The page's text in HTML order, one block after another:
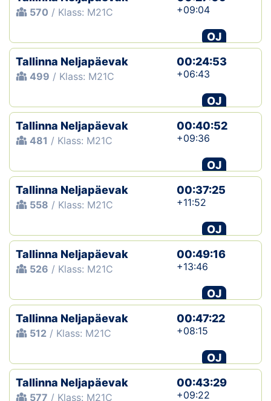
570 / Klass: M21C +09:04
OJ
Tallinna Neljapäevak
499 / Klass: M21C
00:24:53
+06:43
OJ
Tallinna Neljapäevak
481 / Klass: M21C
00:40:52
+09:36
OJ
Tallinna Neljapäevak
558 / Klass: M21C
00:37:25
+11:52
OJ
Tallinna Neljapäevak
526 / Klass: M21C
00:49:16
+13:46
OJ
Tallinna Neljapäevak
512 / Klass: M21C
00:47:22
+08:15
OJ
Tallinna Neljapäevak
577 / Klass: M21C
00:43:29
+09:22